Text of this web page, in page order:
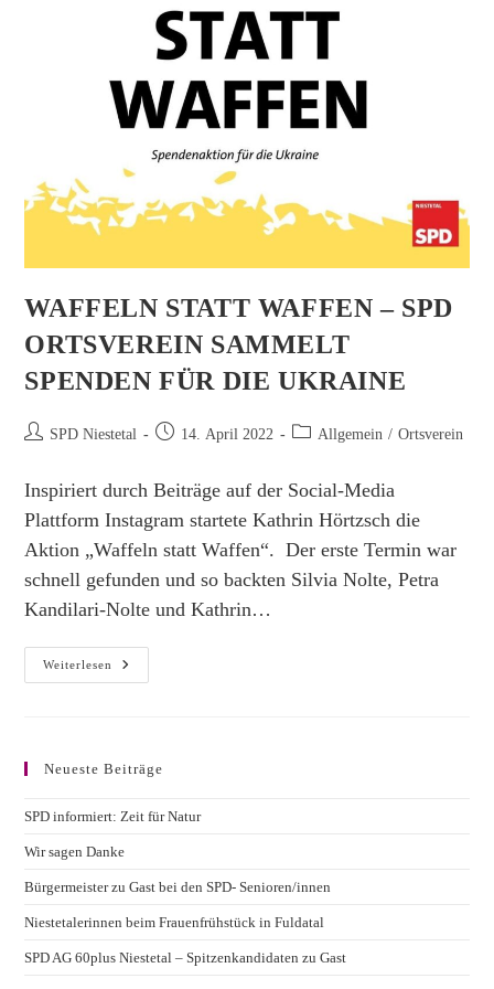
WAFFELN STATT WAFFEN – SPD
ORTSVEREIN SAMMELT
SPENDEN FÜR DIE UKRAINE
Beitrags-SPD Niestetal
Beitrag14. April 2022
Beitrags-
Allgemein / Ortsverein
Inspiriert durch Beiträge auf der Social-Media
Plattform Instagram startete Kathrin Hörtzsch die
Aktion „Waffeln statt Waffen“. Der erste Termin war
schnell gefunden und so backten Silvia Nolte, Petra
Kandilari-Nolte und Kathrin…
Weiterlesen
Waffeln
Statt
Spenden
Ukraine
Neueste Beiträge
SPD informiert: Zeit für Natur
Wir sagen Danke
Bürgermeister zu Gast bei den SPD- Senioren/innen
Niestetalerinnen beim Frauenfrühstück in Fuldatal
SPD AG 60plus Niestetal – Spitzenkandidaten zu Gast